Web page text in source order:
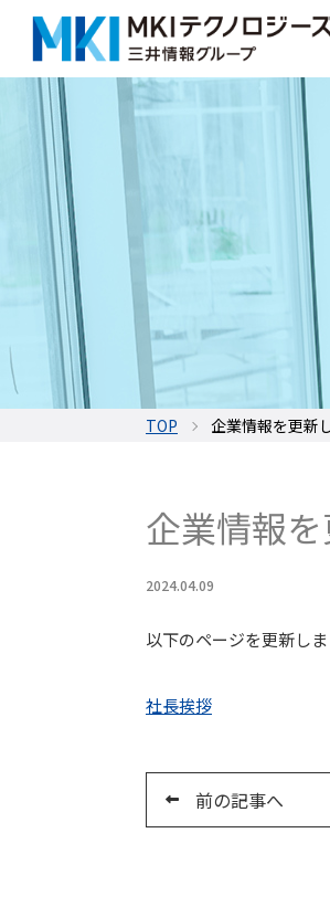
TOP 企業情報を更新
企業情報を
2024.04.09
以下のページを更新しま
社長挨拶
前の記事へ